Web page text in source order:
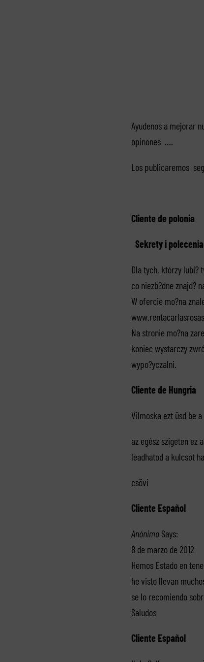
Ayudenos a mejorar
opinones ….
Los publicaremos
Cliente de polonia
Sekrety i polecenia
Dla tych, którzy lubi?
co niezb?dne znajd?
W ofercie mo?na
Na stronie mo?na
koniec wystarczy
wypo?yczalni.
Cliente de Hungria
Vilmoska ezt üsd be
az egész szigeten ez
leadhatod a kulcsot
csövi
Cliente Español
Anónimo Says:
8 de marzo de 2012
Hemos Estado en
he visto llevan
se lo recomiendo
Saludos
Cliente Español